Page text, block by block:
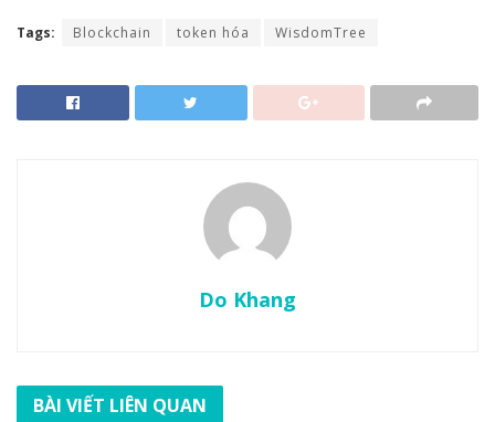
Tags: Blockchain token hóa WisdomTree
Do Khang
BÀI VIẾT LIÊN QUAN